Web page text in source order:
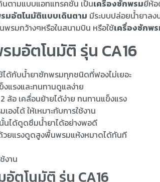
นตามแบบแอทแทรคชั่น เป็นเครื่องซักพรมยี่ห้อ
มอัตโนมัติแบบเดินตาม มีระบบปล่อยน้ำยา
พรมกว้างๆหรือในสนามบิน หรือใช้เครื่องซักพ
อัตโนมัติ รุ่น CA16
ด้กับน้ำยาซักพรมทุกชนิดที่ฟองไม่เยอะ
งแรงและทนทานดูแลง่าย
อ เคลื่อนย้ายได้ง่าย ทนทานแข็งแรง
องได้ ให้เหมาะกับการใช้งาน
นได้ดูดซึมน้ำยาได้อย่างพอดี
วยแรงดูดสูงพื้นพรมแห้งหมาดได้ทันที
งาน
ตโนมัติ รุ่น CA16